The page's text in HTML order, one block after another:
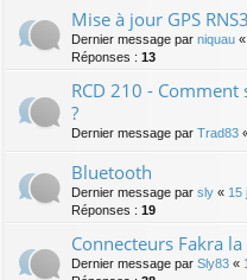
Mise à jour GPS
Dernier message par niquau «
Réponses : 13
RCD 210 -
?
Dernier message par Trad83
Bluetooth
Dernier message par sly « 15
Réponses : 19
Connecteurs Fakra
Dernier message par Sly83 «